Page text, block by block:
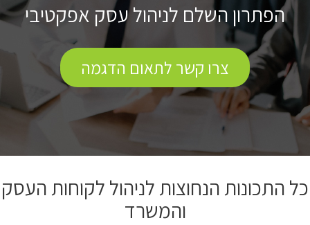
הפתרון השלם לניהול עסק אפקטיבי
צרו קשר לתאום הדגמה
כל התכונות הנחוצות לניהול לקוחות העסק
והמשרד